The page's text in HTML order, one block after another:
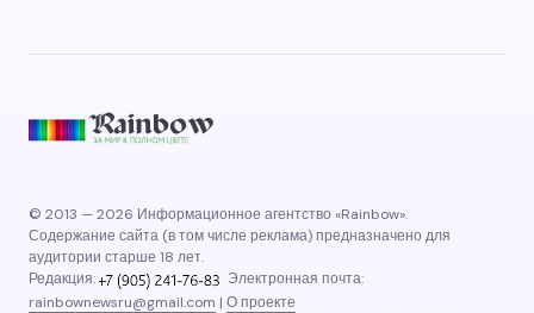
© 2013 — 2026 Информационное агентство «Rainbow».
Содержание сайта (в том числе реклама) предназначено для
аудитории старше 18 лет.
Редакция:
Электронная почта:
rainbownewsru@gmail.com | О проекте